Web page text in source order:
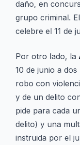
daño, en
grupo criminal.
celebre el 11 de
Por otro lado, la
10 de junio a
robo con
y de un delito
pide para cada
delito) y una
instruida por el